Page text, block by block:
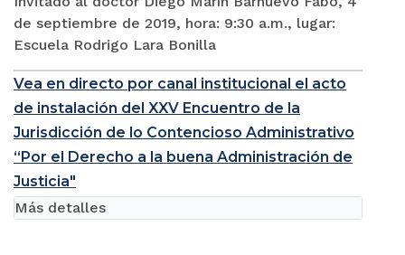
de septiembre de 2019, hora: 9:30 a.m., lugar:
Escuela Rodrigo Lara Bonilla
Vea en directo por canal institucional el acto
de instalación del XXV Encuentro de la
Jurisdicción de lo Contencioso Administrativo
“Por el Derecho a la buena Administración de
Justicia"
Más detalles